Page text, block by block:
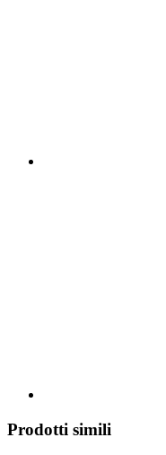
Prodotti simili